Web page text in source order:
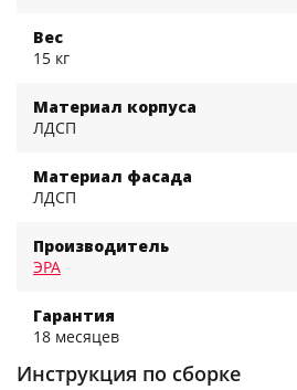
Вес
15 кг
Материал корпуса
ЛДСП
Материал фасада
ЛДСП
Производитель
ЭРА
Гарантия
18 месяцев
Инструкция по сборке